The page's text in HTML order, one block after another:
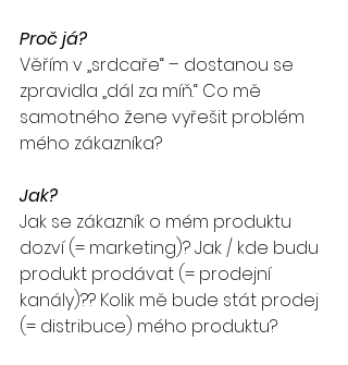
Proč já?
Věřím v „srdcaře“ – dostanou se
zpravidla „dál za míň.“ Co mě
samotného žene vyřešit problém
mého zákazníka?
Jak?
Jak se zákazník o mém produktu
dozví (= marketing)? Jak / kde budu
produkt prodávat (= prodejní
kanály)?? Kolik mě bude stát prodej
(= distribuce) mého produktu?